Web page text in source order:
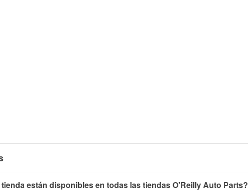
están disponibles en todas las tiendas O'Reilly Auto Parts?